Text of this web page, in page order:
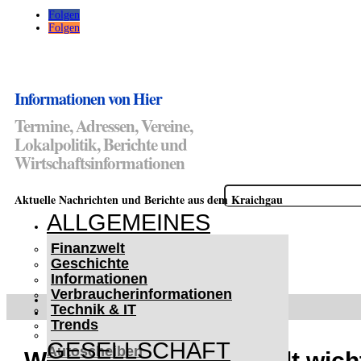
Folgen
Folgen
Informationen von Hier
Termine, Adressen, Vereine,
Lokalpolitik, Berichte und
Wirtschaftsinformationen
Suchen
nach:
Aktuelle Nachrichten und Berichte aus dem Kraichgau
ALLGEMEINES
Finanzwelt
Geschichte
Informationen
Verbraucherinformationen
Technik & IT
Trends
GESELLSCHAFT
WETTERWARNUNGEN
WINTER IM KRAICHGAU
Lifehacks für vereiste
Autoscheiben